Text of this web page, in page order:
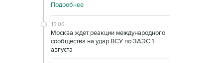
Подробнее
15:06
Москва ждет реакции международного
сообщества на удар ВСУ по ЗАЭС 1
августа